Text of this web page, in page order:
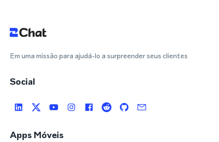
Em uma missão para ajudá-lo a surpreender seus clientes
Social
Apps Móveis